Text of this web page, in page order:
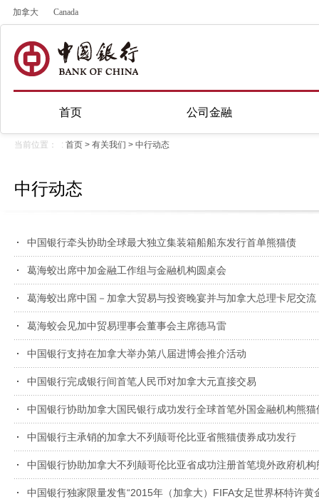
加拿大 Canada
首页 公司金融
当前位置： : 首页 > 有关我们 > 中行动态
中行动态
中国银行牵头协助全球最大独立集装箱船船东发行首单熊猫债
葛海蛟出席中加金融工作组与金融机构圆桌会
葛海蛟出席中国－加拿大贸易与投资晚宴并与加拿大总理卡尼交流
葛海蛟会见加中贸易理事会董事会主席德马雷
中国银行支持在加拿大举办第八届进博会推介活动
中国银行完成银行间首笔人民币对加拿大元直接交易
中国银行协助加拿大国民银行成功发行全球首笔外国金融机构熊猫
中国银行主承销的加拿大不列颠哥伦比亚省熊猫债券成功发行
中国银行协助加拿大不列颠哥伦比亚省成功注册首笔境外政府机构
中国银行独家限量发售“2015年（加拿大）FIFA女足世界杯特许黄